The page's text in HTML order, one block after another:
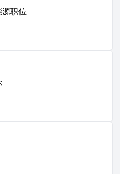
在关键能源运营中的部署
超过500亿美元的项目融
容量未公开详细说明，但
案件中得到了认可，包括
作为美林证券的首席证人
和荷兰，专注于与Vision
储机会，展示其在能源解
承诺。
职位